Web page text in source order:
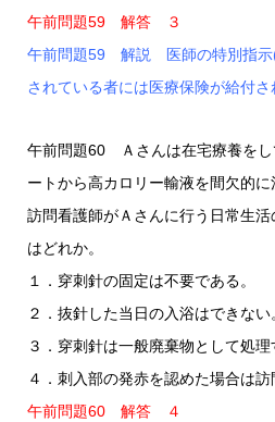
午前問題59 解答 ３
午前問題59 解説 医師の特別指示(
されている者には医療保険が給付さ
午前問題60 Ａさんは在宅療養をし
ートから高カロリー輸液を間欠的に
訪問看護師がＡさんに行う日常生
はどれか。
１．穿刺針の固定は不要である。
２．抜針した当日の入浴はできない
３．穿刺針は一般廃棄物として処理
４．刺入部の発赤を認めた場合は訪
午前問題60 解答 ４